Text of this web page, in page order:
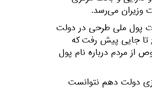
وزیران می‌رسد.
پول ملی طرحی در دولت
تا جایی پیش رفت که
از مردم درباره نام پول
دولت دهم نتوانست